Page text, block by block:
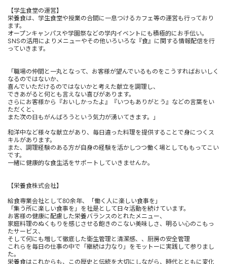
【学生食堂の運営】
栄養食は、学生食堂や授業の合間に一息つけるカフェ等の運営も行っており
ます。
オープンキャンパスや学園祭などの学内イベントにも積極的にお手伝い。
SNSの活用によりメニューやその他いろいろな『食』に関する情報配信を行
っていきます。
「職場の仲間と一丸となって、お客様が望んでいるものをこうすればおいしく
なるのではないか、
喜んでいただけるのではないかと考えた献立を調理し、
できあがると何とも言えない喜びがあります。
さらにお客様から『おいしかったよ』『いつもありがとう』などの言葉をい
ただくと、
また次の日もがんばろうという気力が湧いてきます。」
和洋中など様々な献立があり、毎日違った料理を提供することで身につくス
キルがあります。
また、調理経験のある方が自身の経験を活かしつつ働く場としてももってこい
です。
一緒に健康的な食生活をサポートしていきませんか。
【栄養食株式会社】
給食専業会社として80余年、「働く人に楽しい食事を」
「集う所に楽しい食事を」を社是として日々活動を続けています。
お客様の健康に配慮した栄養バランスのとれたメニュー、
家庭料理のぬくもりを感じさせる飽きのこない美味しさ、明るい心のこもっ
たサービス、
そして何にも増して徹底した衛生管理と清潔感、、厨房の安全管理
これらを毎日の仕事の中で「継続は力なり」をモットーに実践して参りまし
た。
栄養食はこれからも、この歴史と伝統を大切にしながら、時代とともに変化